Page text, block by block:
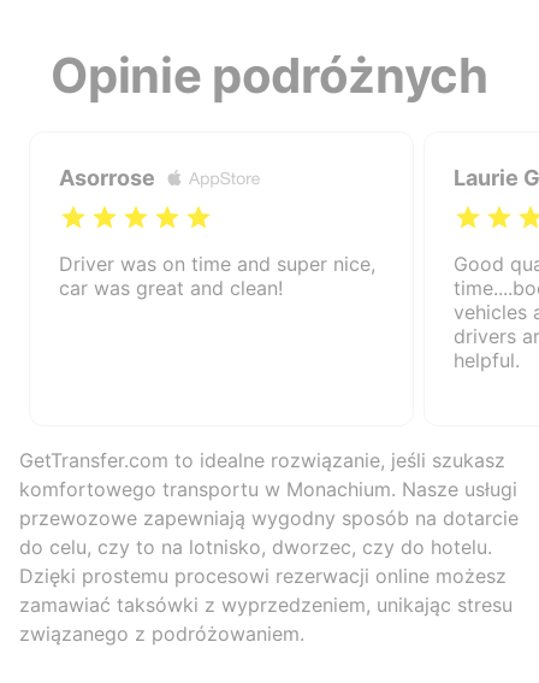
Opinie podróżnych
Asorrose
Driver was on time and super nice,
car was great and clean!
Laurie
Good
vehicles
drivers
helpful.
GetTransfer.com to idealne rozwiązanie, jeśli szukasz
komfortowego transportu w Monachium. Nasze usługi
przewozowe zapewniają wygodny sposób na dotarcie
do celu, czy to na lotnisko, dworzec, czy do hotelu.
Dzięki prostemu procesowi rezerwacji online możesz
zamawiać taksówki z wyprzedzeniem, unikając stresu
związanego z podróżowaniem.